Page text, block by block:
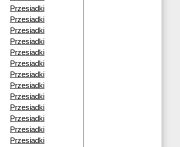
Przesiadki
Przesiadki
Przesiadki
Przesiadki
Przesiadki
Przesiadki
Przesiadki
Przesiadki
Przesiadki
Przesiadki
Przesiadki
Przesiadki
Przesiadki